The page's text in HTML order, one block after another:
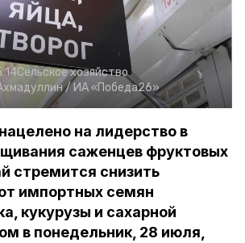
Сельское хозяйство
/ ИА «Победа26»
на лидерство в
саженцев фруктовых
стремится снизить
импортных семян
кукурузы и сахарной
в понедельник, 28 июля,